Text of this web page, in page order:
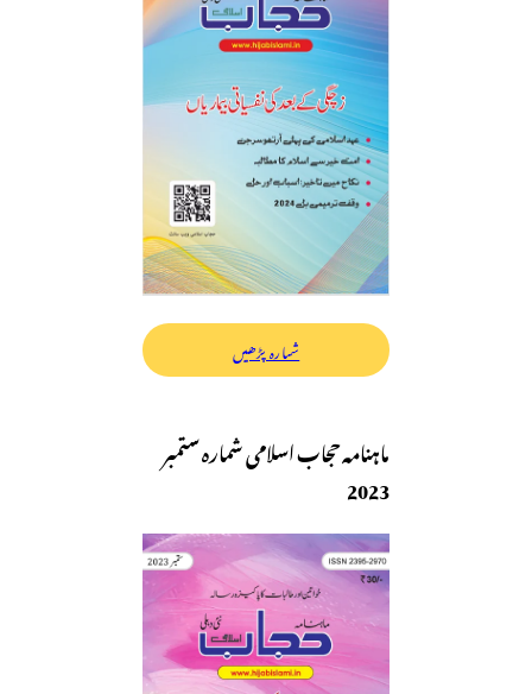
شمارہ پڑھیں
ماہنامہ حجاب اسلامی شمارہ ستمبر
2023